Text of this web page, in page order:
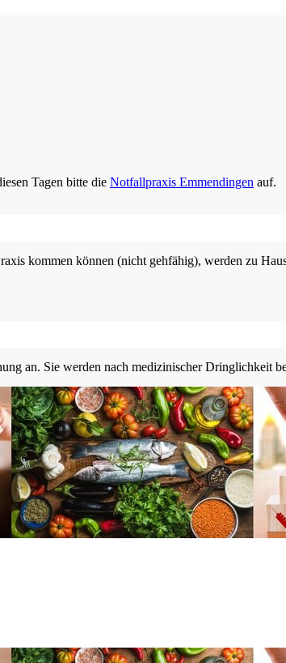
Tagen bitte die Notfallpraxis Emmendingen auf.
kommen können (nicht gehfähig), werden zu
an. Sie werden nach medizini­scher Dringlich­keit